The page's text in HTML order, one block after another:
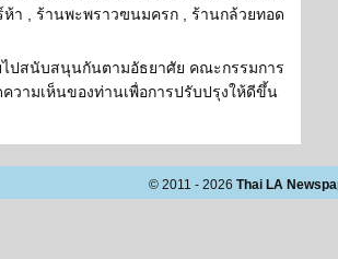
ห้า , ร้านพะพราวฃนมครก , ร้านกล้วยทอด
ปสนับสนุนกันตามอัธยาศัย คณะกรรมการ
วามเห็นของท่านเพื่อการปรับปรุงให้ดีขึ้น
© 2011 - 2026 Thai LA